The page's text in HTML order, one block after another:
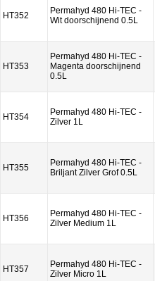
HT352
Permahyd 480 Hi-TEC -
Wit doorschijnend 0.5L
HT353
Permahyd 480 Hi-TEC -
Magenta doorschijnend
0.5L
HT354
Permahyd 480 Hi-TEC -
Zilver 1L
HT355
Permahyd 480 Hi-TEC -
Briljant Zilver Grof 0.5L
HT356
Permahyd 480 Hi-TEC -
Zilver Medium 1L
HT357
Permahyd 480 Hi-TEC -
Zilver Micro 1L